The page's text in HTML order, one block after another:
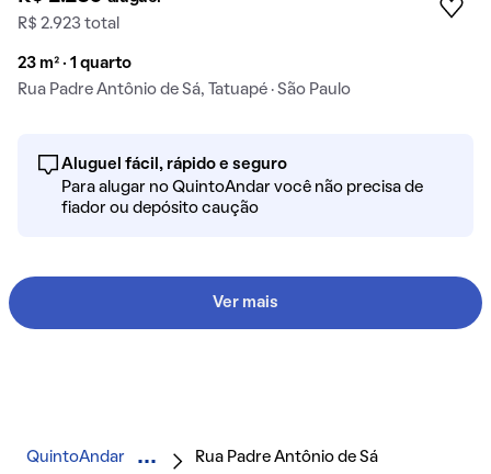
R$ 2.923 total
23 m² · 1 quarto
Rua Padre Antônio de Sá, Tatuapé · São Paulo
Aluguel fácil, rápido e seguro
Para alugar no QuintoAndar você não precisa de
fiador ou depósito caução
Ver mais
QuintoAndar Rua Padre Antônio de Sá